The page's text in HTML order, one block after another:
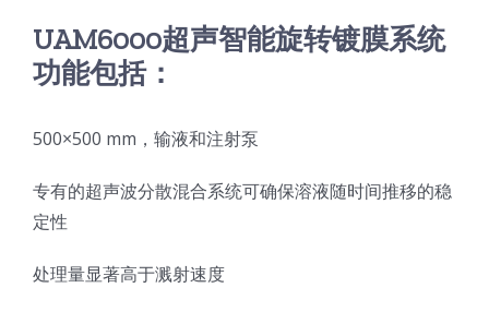
超声波喷雾成型系统
双进液
UAM6000超声智能旋转镀膜系统
功能包括：
500×500 mm，输液和注射泵
专有的超声波分散混合系统可确保溶液随时间推移的稳
定性
处理量显著高于溅射速度